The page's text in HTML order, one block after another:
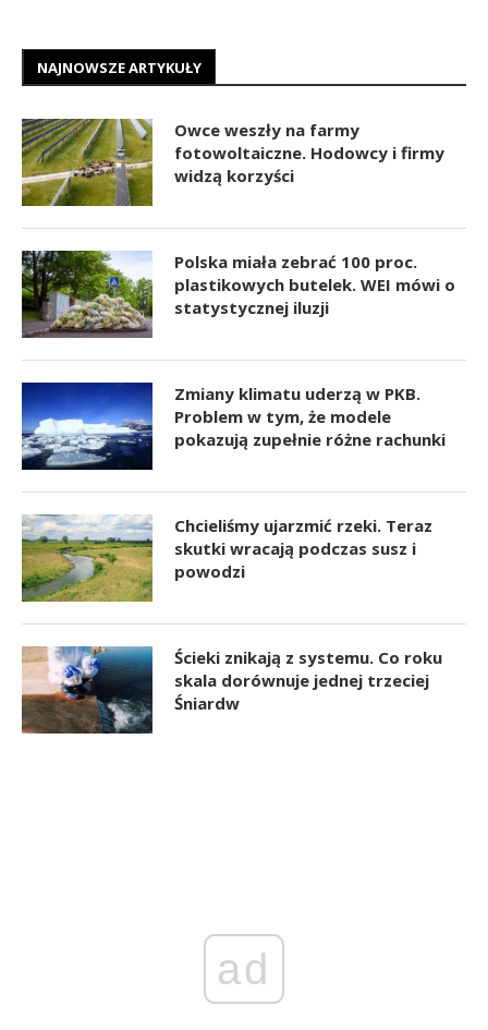
NAJNOWSZE ARTYKUŁY
Owce weszły na farmy
fotowoltaiczne. Hodowcy i firmy
widzą korzyści
Polska miała zebrać 100 proc.
plastikowych butelek. WEI mówi o
statystycznej iluzji
Zmiany klimatu uderzą w PKB.
Problem w tym, że modele
pokazują zupełnie różne rachunki
Chcieliśmy ujarzmić rzeki. Teraz
skutki wracają podczas susz i
powodzi
Ścieki znikają z systemu. Co roku
skala dorównuje jednej trzeciej
Śniardw
ad